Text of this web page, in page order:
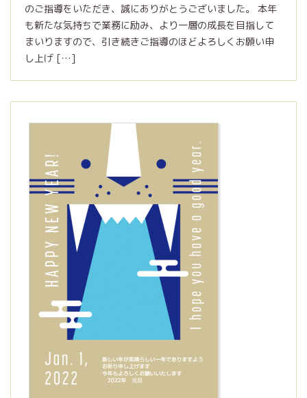
のご指導をいただき、誠にありがとうございました。 本年
も新たな気持ちで業務に励み、より一層の成長を目指して
まいりますので、引き続きご指導のほどよろしくお願い申
し上げ […]